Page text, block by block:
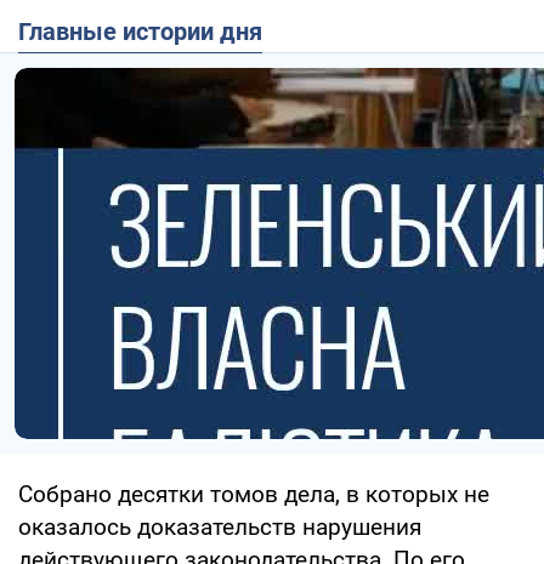
Главные истории дня
Собрано десятки томов дела, в которых не
оказалось доказательств нарушения